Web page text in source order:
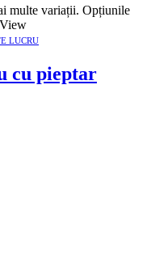
multe variații. Opțiunile
LUCRU
cu pieptar